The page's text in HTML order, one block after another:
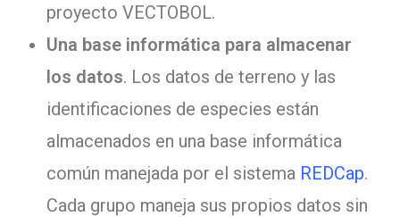
proyecto VECTOBOL.
Una base informática para almacenar
los datos. Los datos de terreno y las
identificaciones de especies están
almacenados en una base informática
común manejada por el sistema REDCap.
Cada grupo maneja sus propios datos sin